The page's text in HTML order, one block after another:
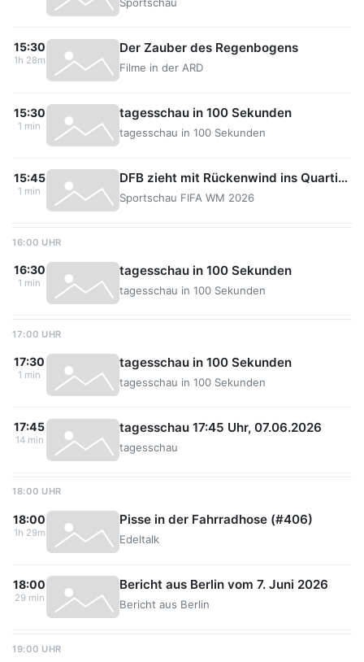
15:30
1h 28m
Der Zauber des Regenbogens
Filme in der ARD
15:30
1 min
tagesschau in 100 Sekunden
tagesschau in 100 Sekunden
15:45
1 min
DFB zieht mit Rückenwind ins Quartier nach Winston-Salem
Sportschau FIFA WM 2026
16:00 UHR
16:30
1 min
tagesschau in 100 Sekunden
tagesschau in 100 Sekunden
17:00 UHR
17:30
1 min
tagesschau in 100 Sekunden
tagesschau in 100 Sekunden
17:45
14 min
tagesschau 17:45 Uhr, 07.06.2026
tagesschau
18:00 UHR
18:00
1h 29m
Pisse in der Fahrradhose (#406)
Edeltalk
18:00
29 min
Bericht aus Berlin vom 7. Juni 2026
Bericht aus Berlin
19:00 UHR